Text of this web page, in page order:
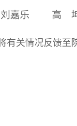
刘嘉乐 高
关情况反馈至
业大学